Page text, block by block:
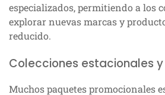
especializados, permitiendo a los
explorar nuevas marcas y
reducido.
Colecciones estacionales
Muchos paquetes promocionales